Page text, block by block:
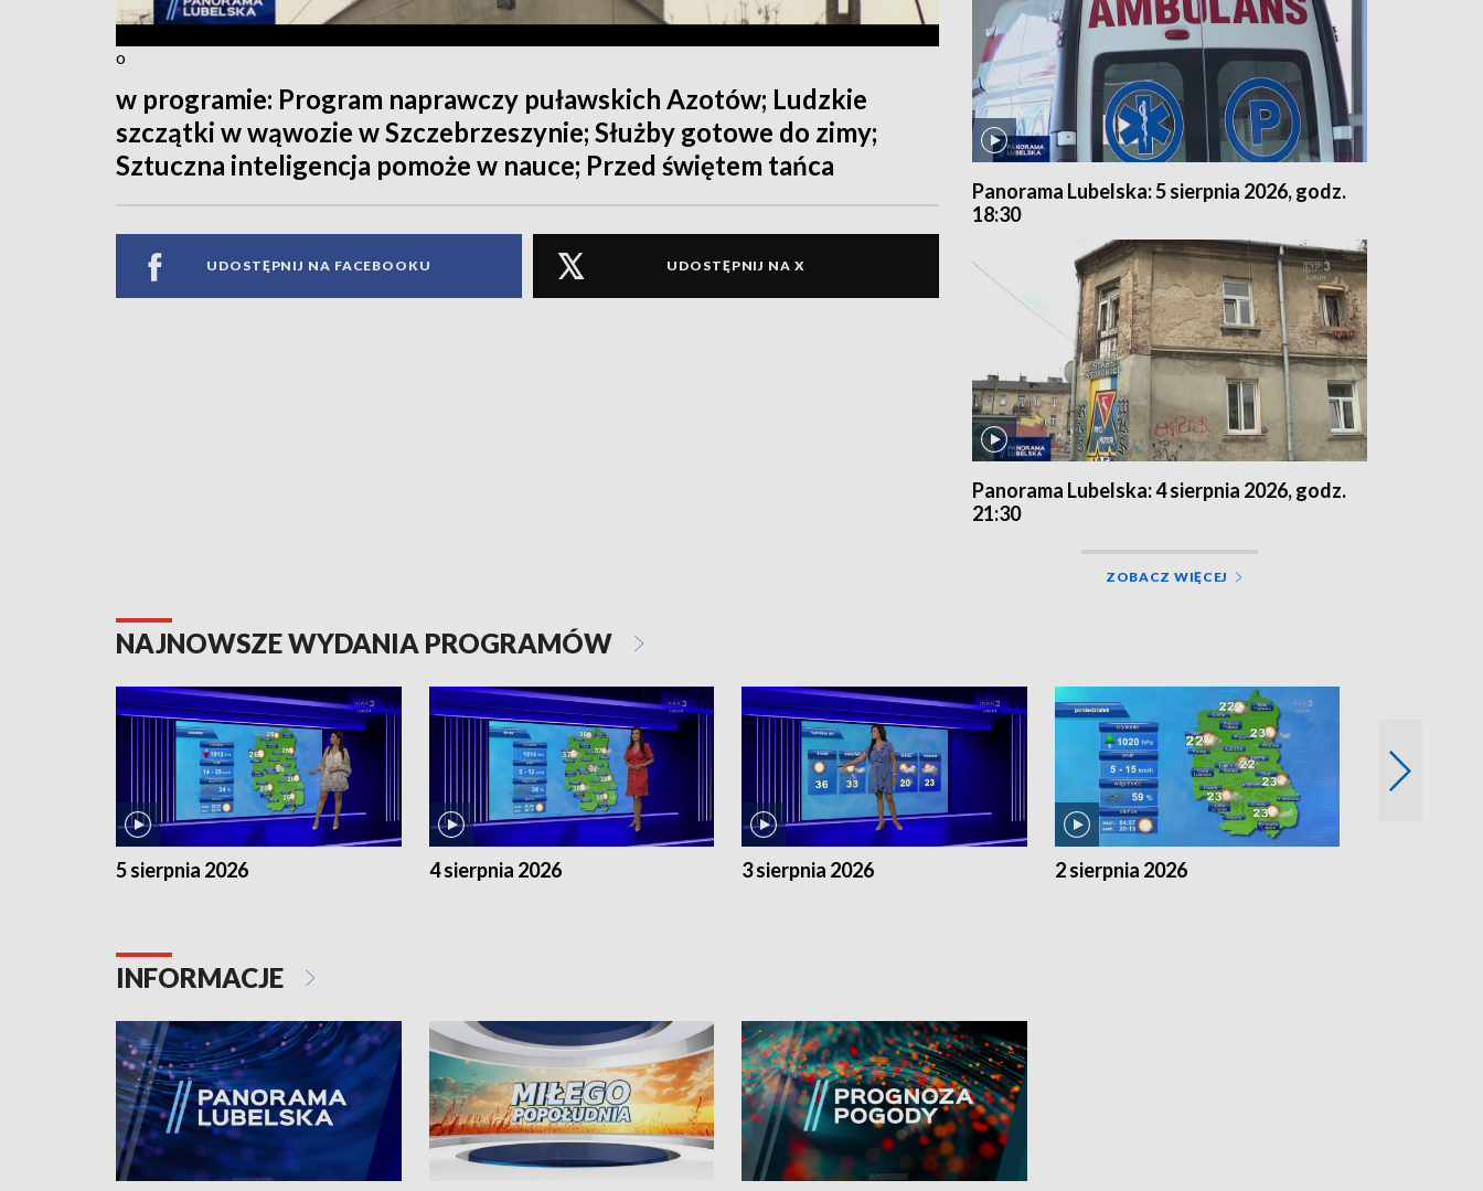
o
w programie: Program naprawczy puławskich Azotów; Ludzkie
szczątki w wąwozie w Szczebrzeszynie; Służby gotowe do zimy;
Sztuczna inteligencja pomoże w nauce; Przed świętem tańca
UDOSTĘPNIJ NA FACEBOOKU UDOSTĘPNIJ NA X
Panorama Lubelska: 5 sierpnia 2026, godz.
18:30
Panorama Lubelska: 4 sierpnia 2026, godz.
21:30
ZOBACZ WIĘCEJ
NAJNOWSZE WYDANIA PROGRAMÓW
5 sierpnia 2026 4 sierpnia 2026 3 sierpnia 2026 2 sierpnia 2026
INFORMACJE